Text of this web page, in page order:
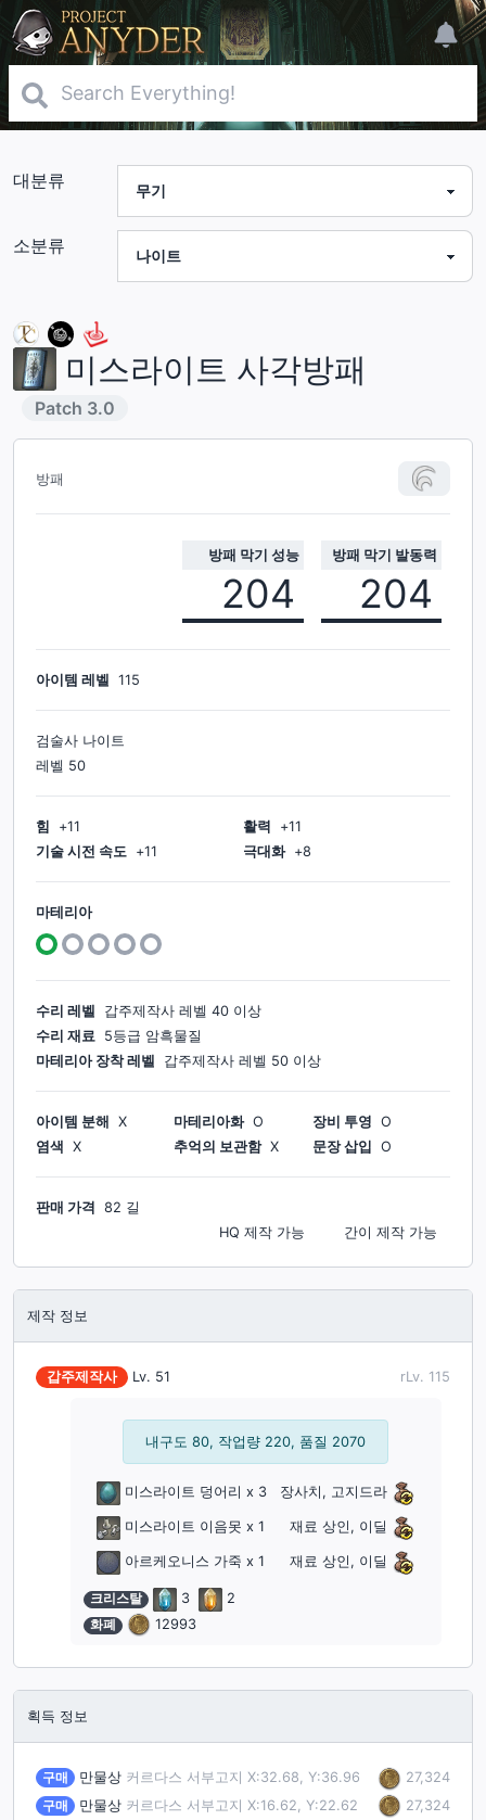
대분류
소분류
미스라이트 사각방패
Patch 3.0
방패
방패 막기 성능
204
방패 막기 발동력
204
아이템 레벨 115
검술사 나이트
레벨 50
힘 +11 활력 +11
기술 시전 속도 +11 극대화 +8
마테리아
수리 레벨 갑주제작사 레벨 40 이상
수리 재료 5등급 암흑물질
마테리아 장착 레벨
갑주제작사 레벨 50 이상
아이템 분해 X 마테리아화 O 장비 투영 O
염색
X 추억의 보관함 X 문장 삽입 O
판매 가격
82 길
간이 제작 가능
HQ 제작 가능
제작 정보
갑주제작사 Lv. 51 rLv. 115
내구도 80, 작업량 220, 품질 2070
미스라이트 덩어리 x 3 장사치, 고지드라
미스라이트 이음못 x 1 재료 상인, 이딜
아르케오니스 가죽 x 1 재료 상인, 이딜
크리스탈 3
2
화폐
12993
획득 정보
구매 만물상 커르다스 서부고지 X:32.68, Y:36.96
27,324
구매
만물상 커르다스 서부고지 X:16.62, Y:22.62
27,324